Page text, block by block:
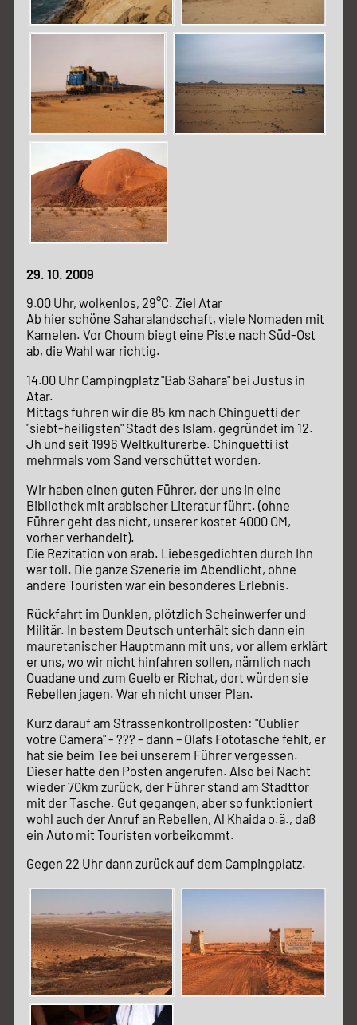
29. 10. 2009
9.00 Uhr, wolkenlos, 29°C. Ziel Atar
Ab hier schöne Saharalandschaft, viele Nomaden mit
Kamelen. Vor Choum biegt eine Piste nach Süd-Ost
ab, die Wahl war richtig.
14.00 Uhr Campingplatz "Bab Sahara" bei Justus in
Atar.
Mittags fuhren wir die 85 km nach Chinguetti der
"siebt-heiligsten" Stadt des Islam, gegründet im 12.
Jh und seit 1996 Weltkulturerbe. Chinguetti ist
mehrmals vom Sand verschüttet worden.
Wir haben einen guten Führer, der uns in eine
Bibliothek mit arabischer Literatur führt. (ohne
Führer geht das nicht, unserer kostet 4000 OM,
vorher verhandelt).
Die Rezitation von arab. Liebesgedichten durch Ihn
war toll. Die ganze Szenerie im Abendlicht, ohne
andere Touristen war ein besonderes Erlebnis.
Rückfahrt im Dunklen, plötzlich Scheinwerfer und
Militär. In bestem Deutsch unterhält sich dann ein
mauretanischer Hauptmann mit uns, vor allem erklärt
er uns, wo wir nicht hinfahren sollen, nämlich nach
Ouadane und zum Guelb er Richat, dort würden sie
Rebellen jagen. War eh nicht unser Plan.
Kurz darauf am Strassenkontrollposten: "Oublier
votre Camera" - ??? - dann – Olafs Fototasche fehlt, er
hat sie beim Tee bei unserem Führer vergessen.
Dieser hatte den Posten angerufen. Also bei Nacht
wieder 70km zurück, der Führer stand am Stadttor
mit der Tasche. Gut gegangen, aber so funktioniert
wohl auch der Anruf an Rebellen, Al Khaida o.ä., daß
ein Auto mit Touristen vorbeikommt.
Gegen 22 Uhr dann zurück auf dem Campingplatz.